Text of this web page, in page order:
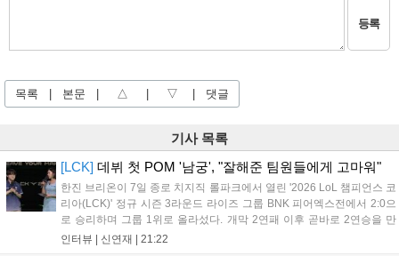
등록
목록 본문 △ ▽ 댓글
기사 목록
[LCK] 데뷔 첫 POM '남궁', "잘해준 팀원들에게 고마워"
한진 브리온이 7일 종로 치지직 롤파크에서 열린 '2026 LoL 챔피언스 코
리아(LCK)' 정규 시즌 3라운드 라이즈 그룹 BNK 피어엑스전에서 2:0으
로 승리하며 그룹 1위로 올라섰다. 개막 2연패 이후 곧바로 2연승을 만
들어내면서 이어질 4라운드에 대한 기대감을 올렸다. 다음은 이날 데뷔
인터뷰 | 신연재 | 21:22